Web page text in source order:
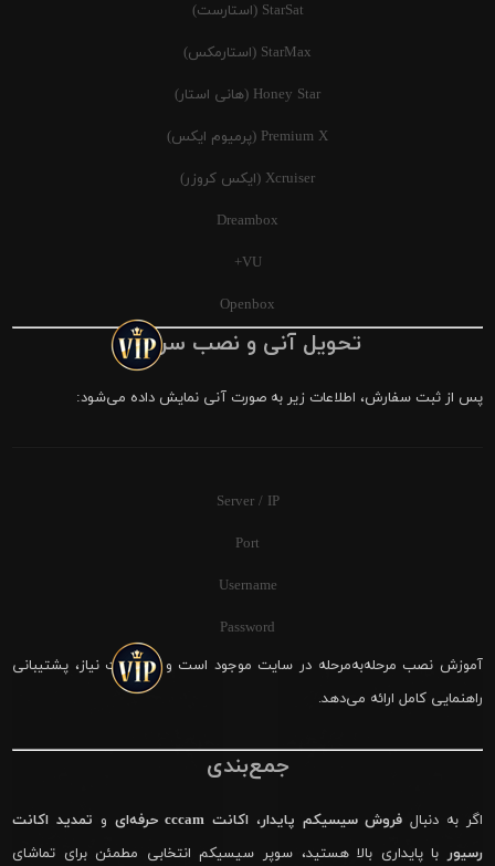
StarSat (استارست)
StarMax (استارمکس)
Honey Star (هانی استار)
Premium X (پرمیوم ایکس)
Xcruiser (ایکس کروزر)
Dreambox
VU+
Openbox
تحویل آنی و نصب سریع
پس از ثبت سفارش، اطلاعات زیر به صورت آنی نمایش داده می‌شود:
Server / IP
Port
Username
Password
آموزش نصب مرحله‌به‌مرحله در سایت موجود است و در صورت نیاز، پشتیبانی
راهنمایی کامل ارائه می‌دهد.
جمع‌بندی
اگر به دنبال فروش سیسیکم پایدار، اکانت cccam حرفه‌ای و تمدید اکانت
رسیور با پایداری بالا هستید، سوپر سیسیکم انتخابی مطمئن برای تماشای